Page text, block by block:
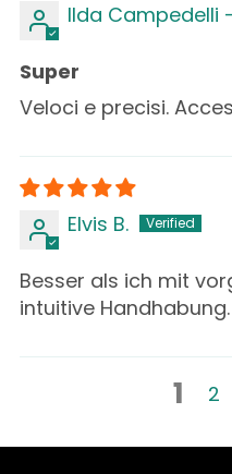
Ilda Campedelli
Super
Veloci e precisi.
Elvis B.
Besser als ich mit
intuitive Handhabung.
1 2